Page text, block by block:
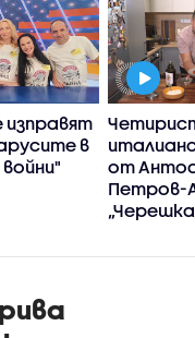
изправят
в
от
Петров-